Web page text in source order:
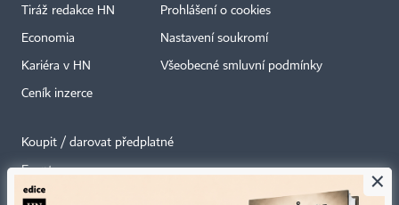
Tiráž redakce HN
Economia
Kariéra v HN
Ceník inzerce
Prohlášení o cookies
Nastavení soukromí
Všeobecné smluvní podmínky
Koupit / darovat předplatné
Eventy
Newslettery
×